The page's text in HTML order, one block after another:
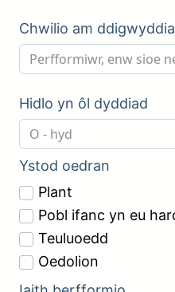
Chwilio am
Hidlo yn ôl dyddiad
Ystod oedran
Plant
Pobl ifanc yn eu
Teuluoedd
Oedolion